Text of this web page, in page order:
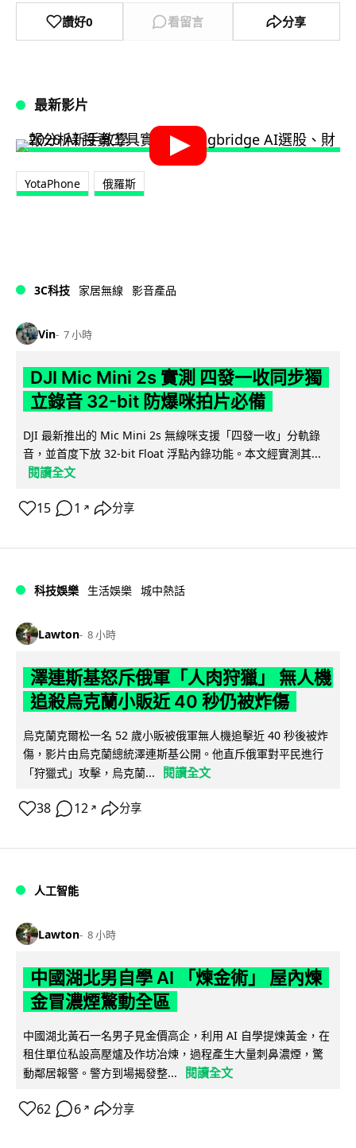
讚好0 看留言 分享
最新影片
YotaPhone 俄羅斯
3C科技 家居無線 影音產品
Vin 7 小時
DJI Mic Mini 2s 實測 四發一收同步獨
立錄音 32-bit 防爆咪拍片必備
DJI 最新推出的 Mic Mini 2s 無線咪支援「四發一收」分軌錄
音，並首度下放 32-bit Float 浮點內錄功能。本文經實測其...
閱讀全文
15 1 ↗ 分享
科技娛樂 生活娛樂 城中熱話
Lawton 8 小時
澤連斯基怒斥俄軍「人肉狩獵」 無人機
追殺烏克蘭小販近 40 秒仍被炸傷
烏克蘭克爾松一名 52 歲小販被俄軍無人機追擊近 40 秒後被炸
傷，影片由烏克蘭總統澤連斯基公開。他直斥俄軍對平民進行
「狩獵式」攻擊，烏克蘭...
閱讀全文
38 12 ↗ 分享
人工智能
Lawton 8 小時
中國湖北男自學 AI 「煉金術」 屋內煉
金冒濃煙驚動全區
中國湖北黃石一名男子見金價高企，利用 AI 自學提煉黃金，在
租住單位私設高壓爐及作坊冶煉，過程產生大量刺鼻濃煙，驚
動鄰居報警。警方到場揭發整...
閱讀全文
62 6 ↗ 分享